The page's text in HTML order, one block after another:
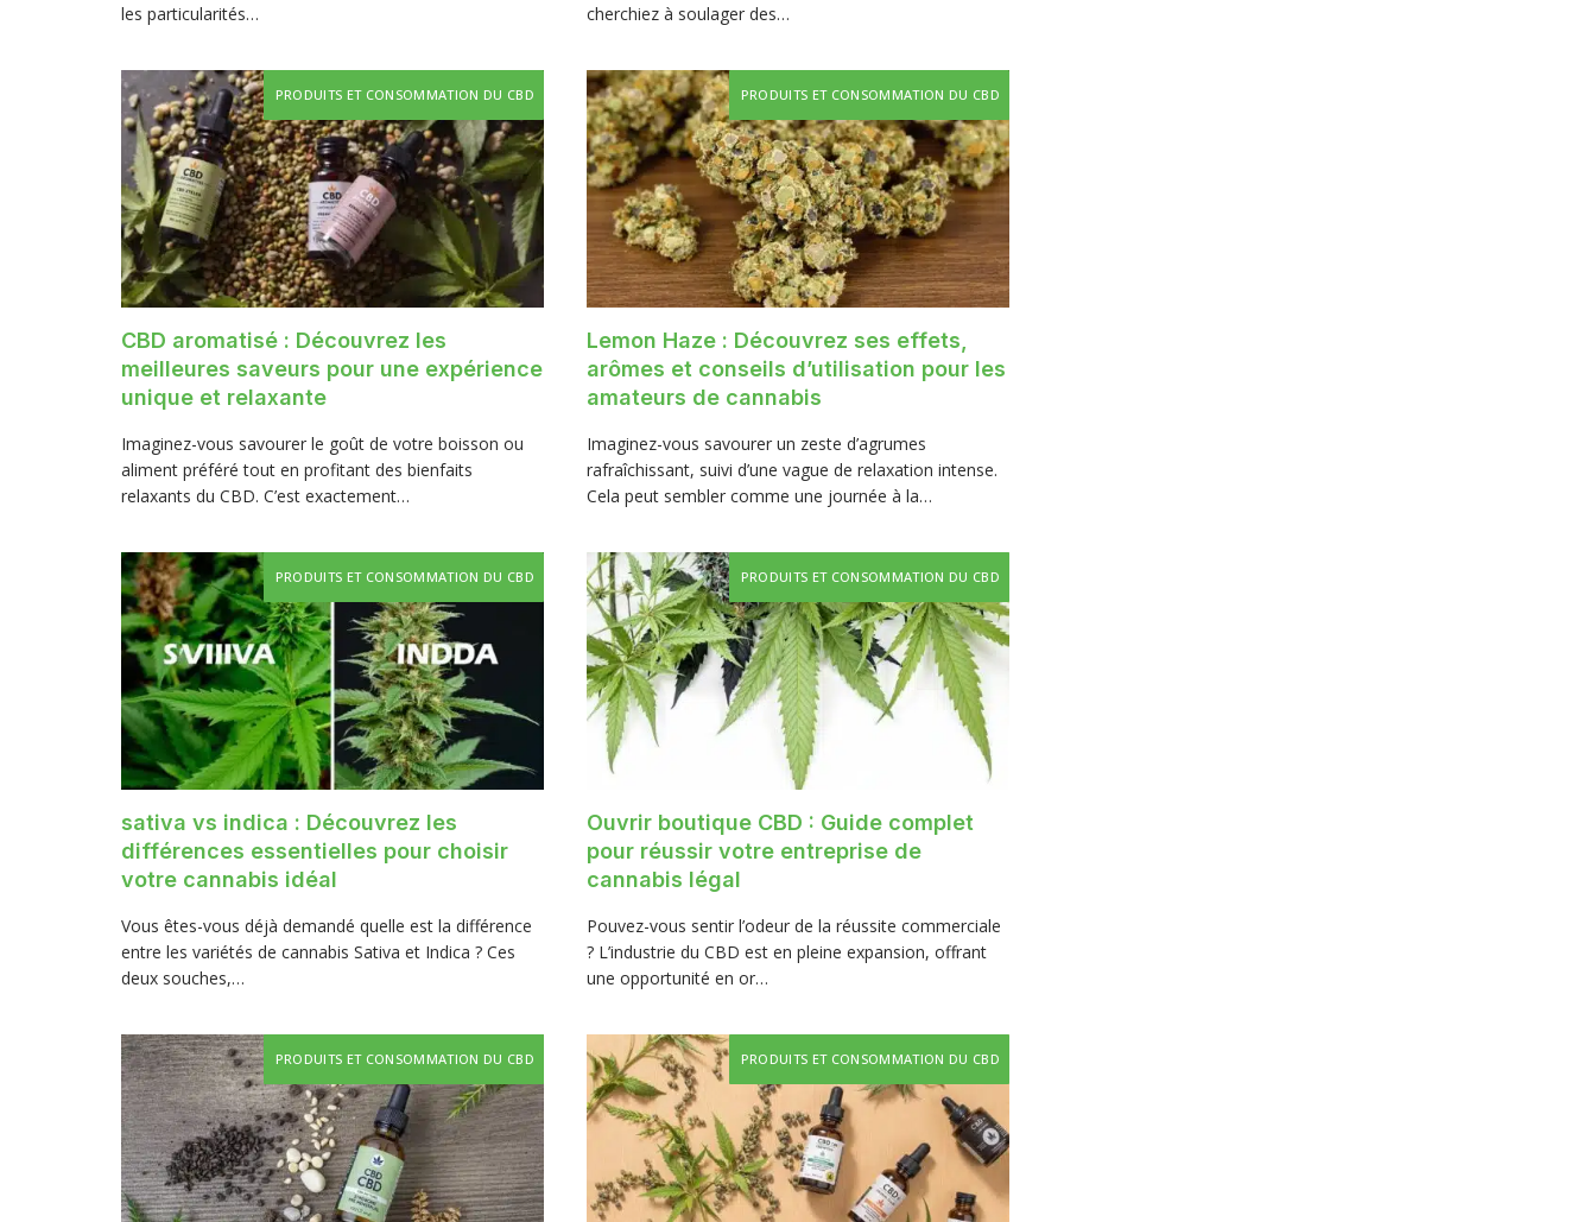
les particularités…
cherchiez à soulager des…
PRODUITS ET CONSOMMATION DU CBD
CBD aromatisé : Découvrez les
meilleures saveurs pour une expérience
unique et relaxante
Imaginez-vous savourer le goût de votre boisson ou
aliment préféré tout en profitant des bienfaits
relaxants du CBD. C’est exactement…
PRODUITS ET CONSOMMATION DU CBD
Lemon Haze : Découvrez ses effets,
arômes et conseils d’utilisation pour les
amateurs de cannabis
Imaginez-vous savourer un zeste d’agrumes
rafraîchissant, suivi d’une vague de relaxation intense.
Cela peut sembler comme une journée à la…
PRODUITS ET CONSOMMATION DU CBD
sativa vs indica : Découvrez les
différences essentielles pour choisir
votre cannabis idéal
Vous êtes-vous déjà demandé quelle est la différence
entre les variétés de cannabis Sativa et Indica ? Ces
deux souches,…
PRODUITS ET CONSOMMATION DU CBD
Ouvrir boutique CBD : Guide complet
pour réussir votre entreprise de
cannabis légal
Pouvez-vous sentir l’odeur de la réussite commerciale
? L’industrie du CBD est en pleine expansion, offrant
une opportunité en or…
PRODUITS ET CONSOMMATION DU CBD PRODUITS ET CONSOMMATION DU CBD